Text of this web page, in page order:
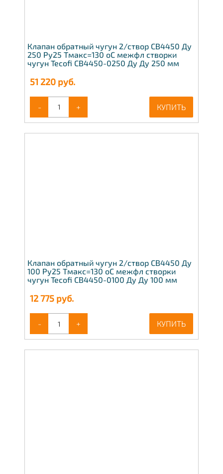
Клапан обратный чугун 2/створ CB4450 Ду
250 Ру25 Тмакс=130 оС межфл створки
чугун Tecofi CB4450-0250 Ду Ду 250 мм
51 220 руб.
- + КУПИТЬ
Клапан обратный чугун 2/створ CB4450 Ду
100 Ру25 Тмакс=130 оС межфл створки
чугун Tecofi CB4450-0100 Ду Ду 100 мм
12 775 руб.
- + КУПИТЬ